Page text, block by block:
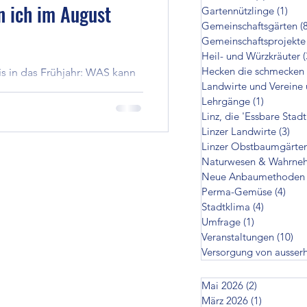
die schmecken
Landwirte
ich im August
in das Frühjahr: WAS kann
Gartennützlinge (1)
Gemeinschaftsgärten
Gemeinschaftsprojekte
Heil- und Würzkräuter
Hecken die schmecken
Landwirte und Vereine
Lehrgänge (1)
Linz, die 'Essbare
Linzer Landwirte (3)
Linzer
Naturwesen &
Neue Anbaumethoden
Perma-Gemüse (4)
Stadtklima (4)
Umfrage (1)
Veranstaltungen (10)
Versorgung von
Mai 2026 (2)
März 2026 (1)